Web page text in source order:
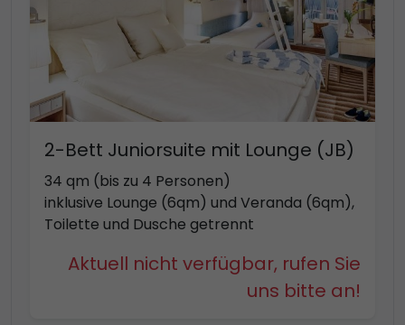
2-Bett Juniorsuite mit Lounge (JB)
34 qm (bis zu 4 Personen)
inklusive Lounge (6qm) und Veranda (6qm),
Toilette und Dusche getrennt
Aktuell nicht verfügbar, rufen Sie
uns bitte an!